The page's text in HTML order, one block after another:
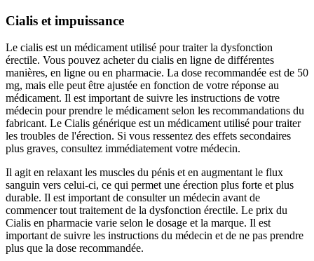
Cialis et impuissance
Le cialis est un médicament utilisé pour traiter la dysfonction
érectile. Vous pouvez acheter du cialis en ligne de différentes
manières, en ligne ou en pharmacie. La dose recommandée est de 50
mg, mais elle peut être ajustée en fonction de votre réponse au
médicament. Il est important de suivre les instructions de votre
médecin pour prendre le médicament selon les recommandations du
fabricant. Le Cialis générique est un médicament utilisé pour traiter
les troubles de l'érection. Si vous ressentez des effets secondaires
plus graves, consultez immédiatement votre médecin.
Il agit en relaxant les muscles du pénis et en augmentant le flux
sanguin vers celui-ci, ce qui permet une érection plus forte et plus
durable. Il est important de consulter un médecin avant de
commencer tout traitement de la dysfonction érectile. Le prix du
Cialis en pharmacie varie selon le dosage et la marque. Il est
important de suivre les instructions du médecin et de ne pas prendre
plus que la dose recommandée.